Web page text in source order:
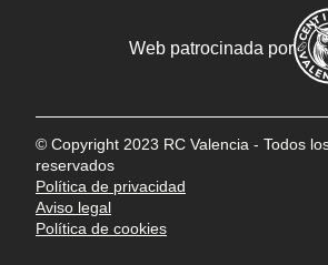
Web patrocinada por
© Copyright 2023 RC Valencia - Todos
reservados
Política de privacidad
Aviso legal
Política de cookies